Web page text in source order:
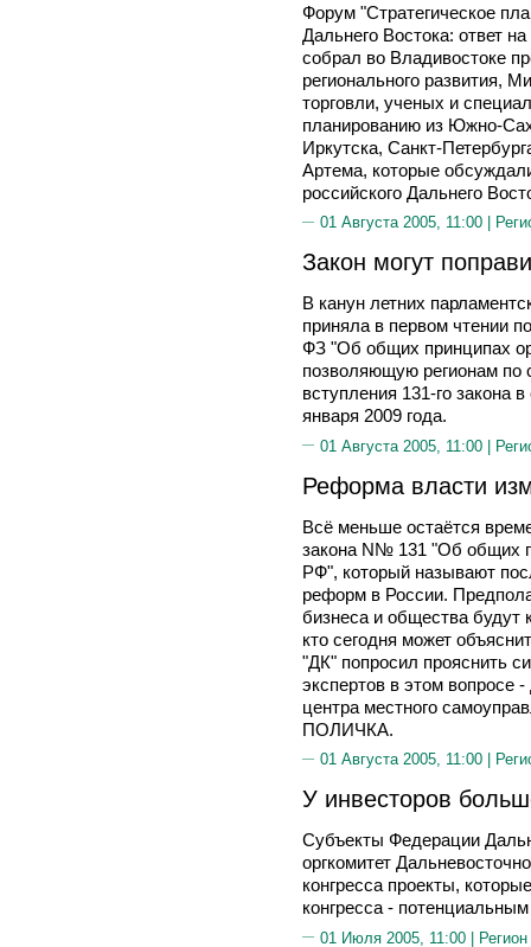
Форум "Стратегическое
Дальнего Востока: ответ
собрал во Владивостоке
регионального развития,
торговли, ученых и
планированию из Южно-
Иркутска, Санкт-
Артема, которые
российского Дальнего
01 Августа 2005, 11:00 |
Закон могут
В канун летних
приняла в первом чтении
ФЗ "Об общих принципах
позволяющую регионам по
вступления 131-го закона
января 2009 года.
01 Августа 2005, 11:00 |
Реформа власти
Всё меньше остаётся
закона N№ 131 "Об общих
РФ", который называют
реформ в России.
бизнеса и общества будут
кто сегодня может
"ДК" попросил прояснить
экспертов в этом вопросе
центра местного
ПОЛИЧКА.
01 Августа 2005, 11:00 |
У инвесторов
Субъекты Федерации
оргкомитет
конгресса проекты,
конгресса -
01 Июля 2005, 11:00 |